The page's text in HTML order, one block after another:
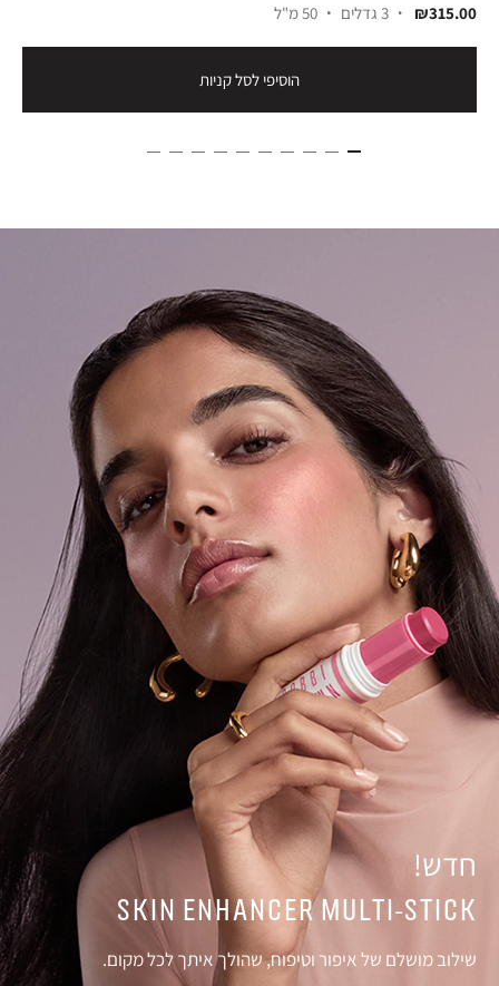
₪315.00 3 גדלים 50 מ"ל
הוסיפי לסל קניות
חדש!
SKIN ENHANCER MULTI-STICK
שילוב מושלם של איפור וטיפוח, שהולך איתך לכל מקום.